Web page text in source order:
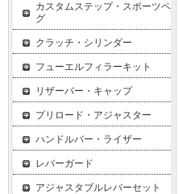
カスタムステップ・スポーツペ
グ
クラッチ・シリンダー
フューエルフィラーキット
リザーバー・キャップ
プリロード・アジャスター
ハンドルバー・ライザー
レバーガード
アジャスタブルレバーセット